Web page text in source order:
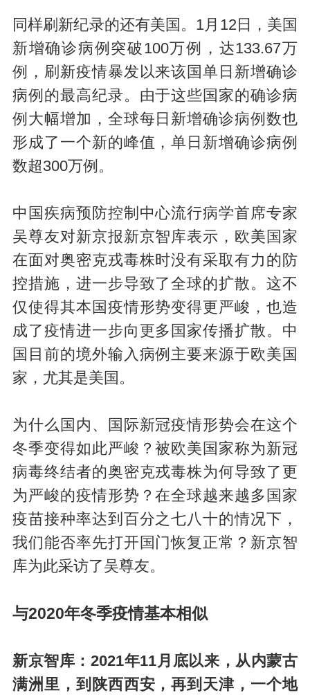
同样刷新纪录的还有美国。1月12日，美国
新增确诊病例突破100万例，达133.67万
例，刷新疫情暴发以来该国单日新增确诊
病例的最高纪录。由于这些国家的确诊病
例大幅增加，全球每日新增确诊病例数也
形成了一个新的峰值，单日新增确诊病例
数超300万例。
中国疾病预防控制中心流行病学首席专家
吴尊友对新京报新京智库表示，欧美国家
在面对奥密克戎毒株时没有采取有力的防
控措施，进一步导致了全球的扩散。这不
仅使得其本国疫情形势变得更严峻，也造
成了疫情进一步向更多国家传播扩散。中
国目前的境外输入病例主要来源于欧美国
家，尤其是美国。
为什么国内、国际新冠疫情形势会在这个
冬季变得如此严峻？被欧美国家称为新冠
病毒终结者的奥密克戎毒株为何导致了更
为严峻的疫情形势？在全球越来越多国家
疫苗接种率达到百分之七八十的情况下，
我们能否率先打开国门恢复正常？新京智
库为此采访了吴尊友。
与2020年冬季疫情基本相似
新京智库：2021年11月底以来，从内蒙古
满洲里，到陕西西安，再到天津，一个地